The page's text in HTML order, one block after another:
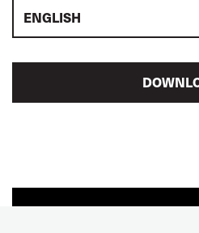
ENGLISH